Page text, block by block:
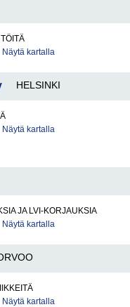
Näytä kartalla
HELSINKI
Näytä kartalla
JA LVI-KORJAUKSIA
Näytä kartalla
Näytä kartalla